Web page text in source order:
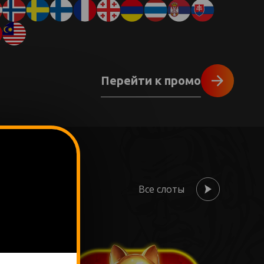
Перейти к промо
Все слоты